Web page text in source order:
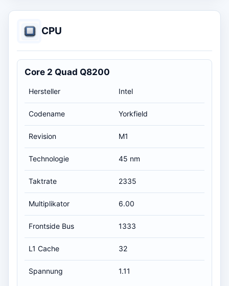
CPU
Core 2 Quad Q8200
Hersteller Intel
Codename Yorkfield
Revision M1
Technologie 45 nm
Taktrate 2335
Multiplikator 6.00
Frontside Bus 1333
L1 Cache 32
Spannung 1.11